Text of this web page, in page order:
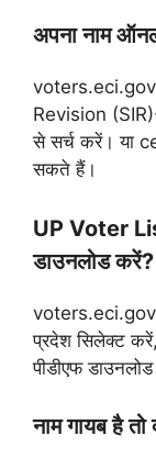
अपना नाम
Revision
से सर्च करें। या
सकते हैं।
UP Voter
डाउनलोड करें?
प्रदेश सिलेक्ट
पीडीएफ
नाम गायब है